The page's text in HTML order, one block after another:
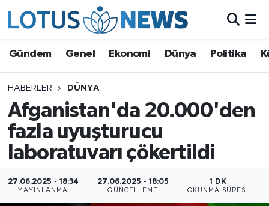
Gündem Genel Ekonomi Dünya Politika
HABERLER DÜNYA
Afganistan'da 20.000'den
fazla uyuşturucu
laboratuvarı çökertildi
27.06.2025 - 18:34
YAYINLANMA
27.06.2025 - 18:05
GÜNCELLEME
1 DK
OKUNMA SÜRESI
Ekonomi
Dünya
Politika